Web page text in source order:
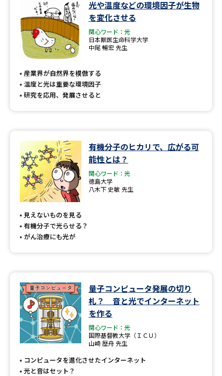
光や温度などの環境因子が生物
を変化させる
関心ワード：光
日本獣医生命科学大学
中尾 暢宏 先生
産業界が自然界を模倣する
温度と光は重要な環境因子
研究を応用、発展させると
有機分子のヒカリで、広がる可
能性とは？
関心ワード：光
徳島大学
八木下 史敏 先生
見えないものを見る
有機分子で光らせる？
がん治療にも光が
量子コンピュータ発展の切り
札？ 音と光でインターネット
を作る
関心ワード：光
国際基督教大学（ＩＣＵ）
山崎 歴舟 先生
コンピュータを進化させたインターネット
光と音はセット？